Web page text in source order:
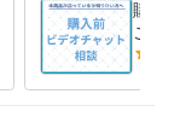
購入
ご相
希望